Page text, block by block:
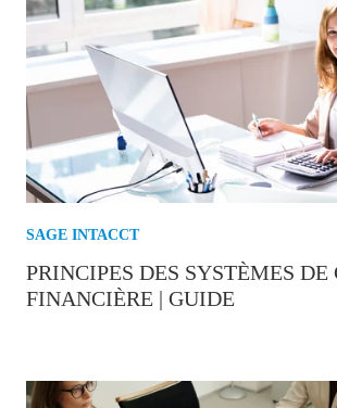
SAGE INTACCT
PRINCIPES DES SYSTÈMES DE
FINANCIÈRE | GUIDE